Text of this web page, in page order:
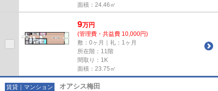
面積：24.46㎡
9万円
(管理費・共益費 10,000円)
敷：0ヶ月｜礼：1ヶ月
所在階：11階
間取り：1K
面積：23.75㎡
賃貸｜マンション オアシス梅田